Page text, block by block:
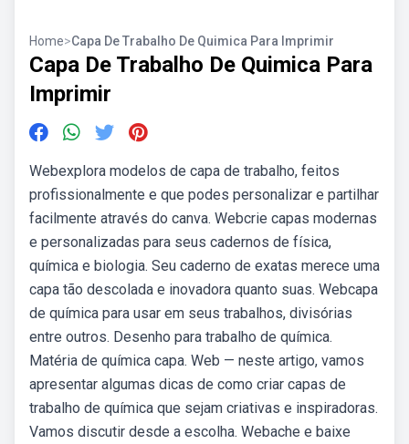
Home>Capa De Trabalho De Quimica Para Imprimir
Capa De Trabalho De Quimica Para
Imprimir
Webexplora modelos de capa de trabalho, feitos
profissionalmente e que podes personalizar e partilhar
facilmente através do canva. Webcrie capas modernas
e personalizadas para seus cadernos de física,
química e biologia. Seu caderno de exatas merece uma
capa tão descolada e inovadora quanto suas. Webcapa
de química para usar em seus trabalhos, divisórias
entre outros. Desenho para trabalho de química.
Matéria de química capa. Web — neste artigo, vamos
apresentar algumas dicas de como criar capas de
trabalho de química que sejam criativas e inspiradoras.
Vamos discutir desde a escolha. Webache e baixe